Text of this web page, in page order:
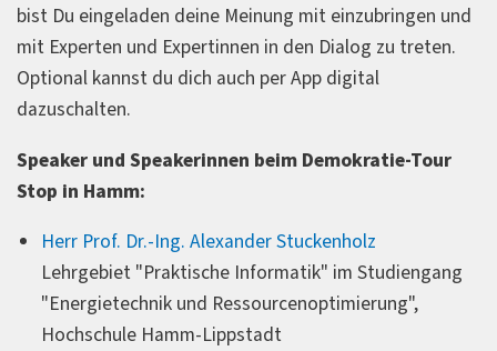
bist Du eingeladen deine Meinung mit einzubringen und
mit Experten und Expertinnen in den Dialog zu treten.
Optional kannst du dich auch per App digital
dazuschalten.
Speaker und Speakerinnen beim Demokratie-Tour
Stop in Hamm:
Herr Prof. Dr.-Ing. Alexander Stuckenholz
Lehrgebiet "Praktische Informatik" im Studiengang
"Energietechnik und Ressourcenoptimierung",
Hochschule Hamm-Lippstadt